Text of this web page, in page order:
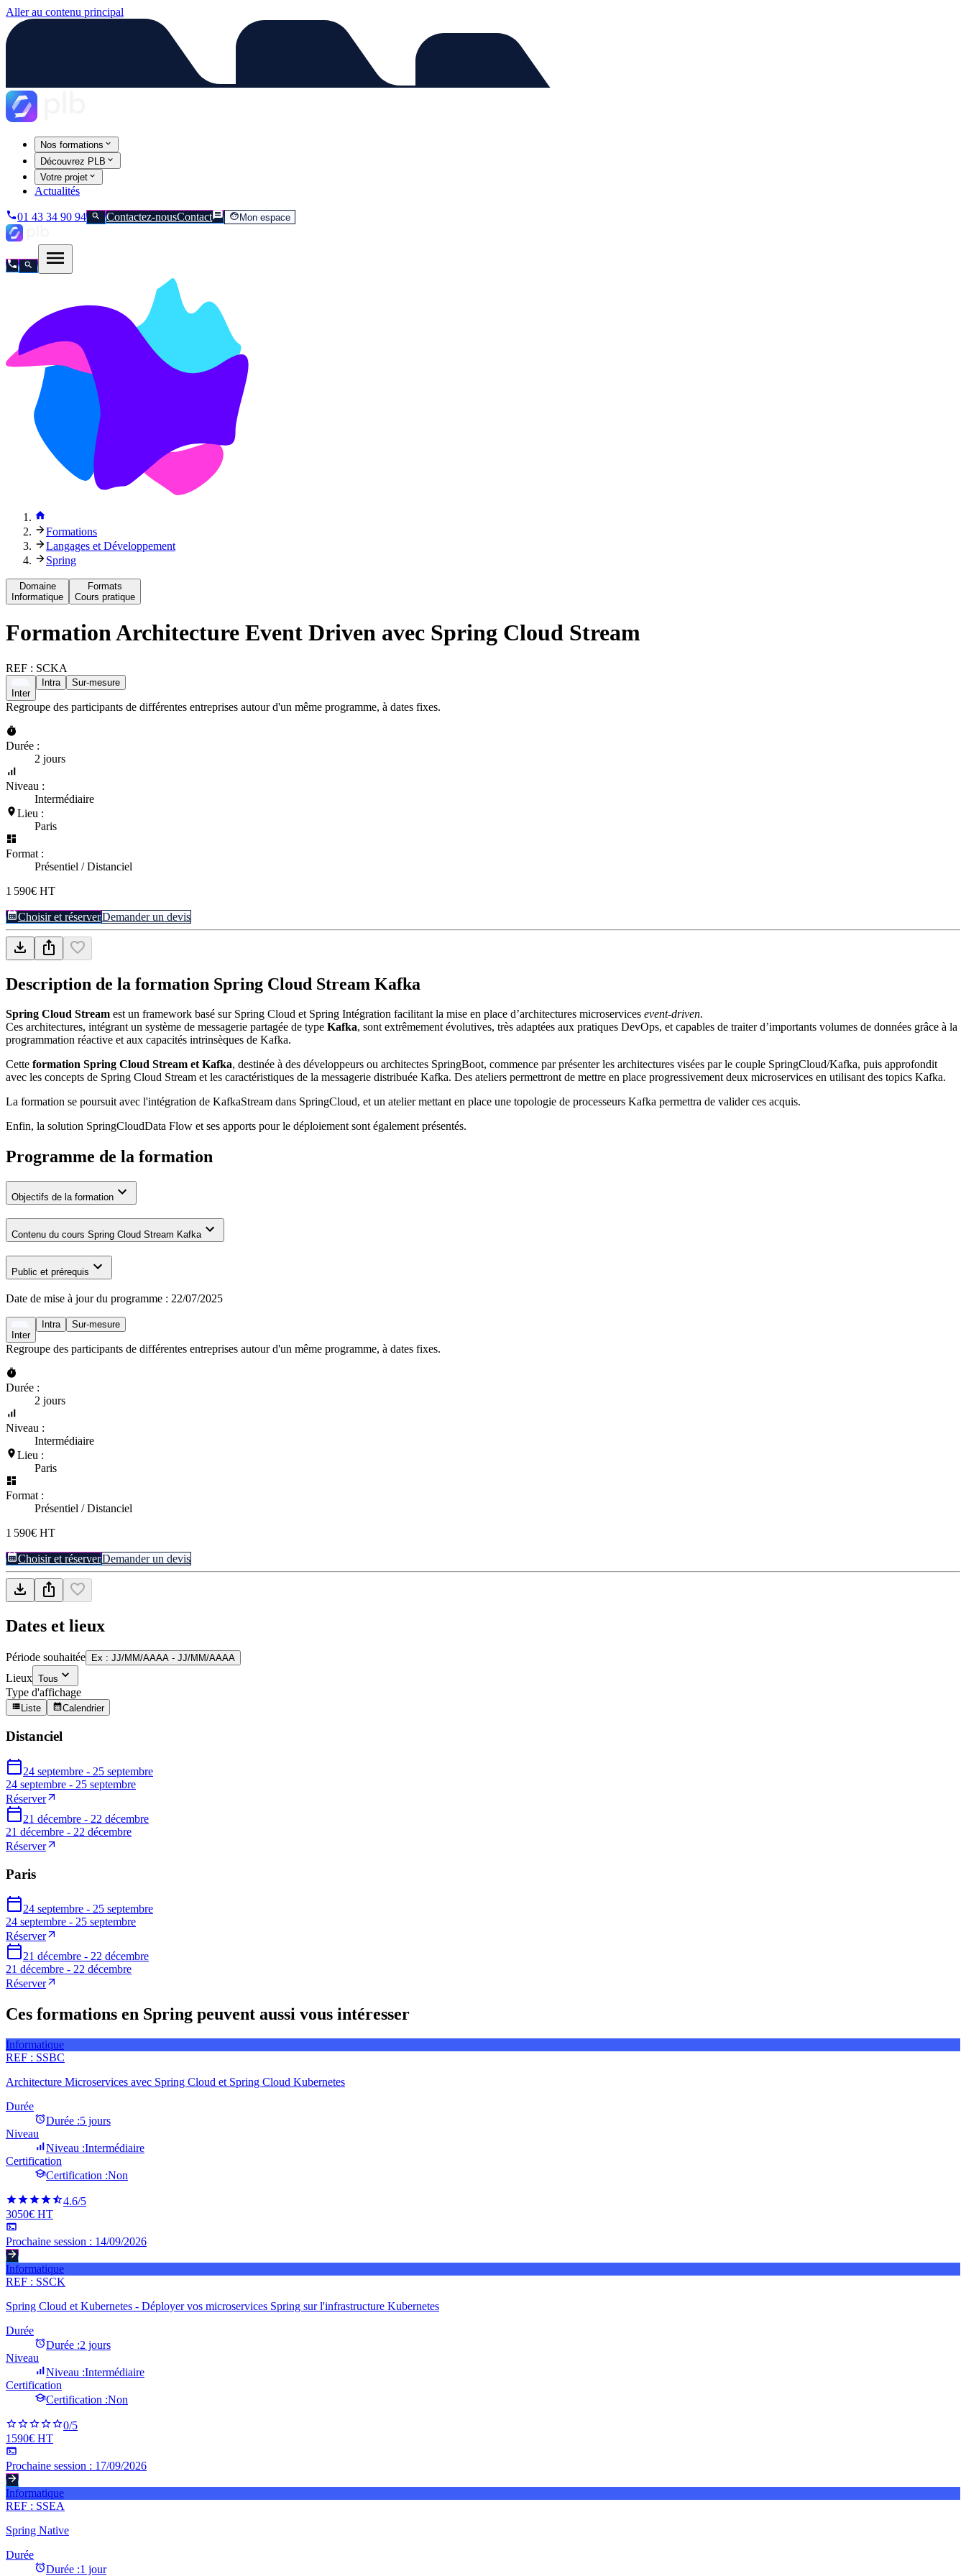
Aller au contenu principal
Nos formations
Découvrez PLB
Votre projet
Actualités
01 43 34 90 94 Contactez-nousContact Mon espace
Formations
Langages et Développement
Spring
Domaine
Informatique
Formats
Cours pratique
FormationArchitecture Event Driven avec Spring Cloud Stream
REF : SCKA
Inter
Intra Sur-mesure
Regroupe des participants de différentes entreprises autour d'un même programme, à dates fixes.
Durée :
2 jours
Niveau :
Intermédiaire
Lieu :
Paris
Format :
Présentiel / Distanciel
1 590€ HT
Choisir et réserverDemander un devis
Description de la formation Spring Cloud Stream Kafka
Spring Cloud Stream est un framework basé sur Spring Cloud et Spring Intégration facilitant la mise en place d’architectures microservices event-driven.
Ces architectures, intégrant un système de messagerie partagée de type Kafka, sont extrêmement évolutives, très adaptées aux pratiques DevOps, et capables de traiter d’importants volumes de données grâce à la
programmation réactive et aux capacités intrinsèques de Kafka.
Cette formation Spring Cloud Stream et Kafka, destinée à des développeurs ou architectes SpringBoot, commence par présenter les architectures visées par le couple SpringCloud/Kafka, puis approfondit
avec les concepts de Spring Cloud Stream et les caractéristiques de la messagerie distribuée Kafka. Des ateliers permettront de mettre en place progressivement deux microservices en utilisant des topics Kafka.
La formation se poursuit avec l'intégration de KafkaStream dans SpringCloud, et un atelier mettant en place une topologie de processeurs Kafka permettra de valider ces acquis.
Enfin, la solution SpringCloudData Flow et ses apports pour le déploiement sont également présentés.
Programme de la formation
Objectifs de la formation
Contenu du cours Spring Cloud Stream Kafka
Public et prérequis
Date de mise à jour du programme : 22/07/2025
Inter
Intra Sur-mesure
Regroupe des participants de différentes entreprises autour d'un même programme, à dates fixes.
Durée :
2 jours
Niveau :
Intermédiaire
Lieu :
Paris
Format :
Présentiel / Distanciel
1 590€ HT
Choisir et réserverDemander un devis
Dates et lieux
Période souhaitée Ex : JJ/MM/AAAA - JJ/MM/AAAA
Lieux Tous
Type d'affichage
Liste Calendrier
Distanciel
24 septembre - 25 septembre
24 septembre - 25 septembre
Réserver
21 décembre - 22 décembre
21 décembre - 22 décembre
Réserver
Paris
24 septembre - 25 septembre
24 septembre - 25 septembre
Réserver
21 décembre - 22 décembre
21 décembre - 22 décembre
Réserver
Ces formations en Spring peuvent aussi vous intéresser
Informatique
REF : SSBC
Architecture Microservices avec Spring Cloud et Spring Cloud Kubernetes
Durée
Durée :5 jours
Niveau
Niveau :Intermédiaire
Certification
Certification :Non
4.6/5
3050€ HT
Prochaine session : 14/09/2026
Informatique
REF : SSCK
Spring Cloud et Kubernetes - Déployer vos microservices Spring sur l'infrastructure Kubernetes
Durée
Durée :2 jours
Niveau
Niveau :Intermédiaire
Certification
Certification :Non
0/5
1590€ HT
Prochaine session : 17/09/2026
Informatique
REF : SSEA
Spring Native
Durée
Durée :1 jour